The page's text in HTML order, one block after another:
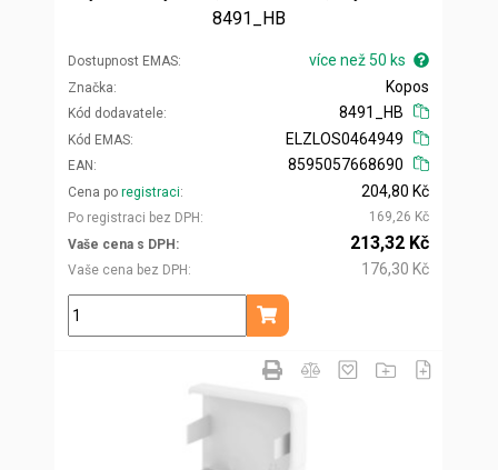
8491_HB
Dostupnost EMAS více než 50 ks
Značka
Kód dodavatele
Kopos
8491_HB
Kód EMAS
EAN
ELZLOS0464949
8595057668690
Cena po registraci
Po registraci bez DPH
204,80 Kč
169,26 Kč
Vaše cena s DPH
Vaše cena bez DPH
213,32 Kč
176,30 Kč
ks
Přidat do košíku